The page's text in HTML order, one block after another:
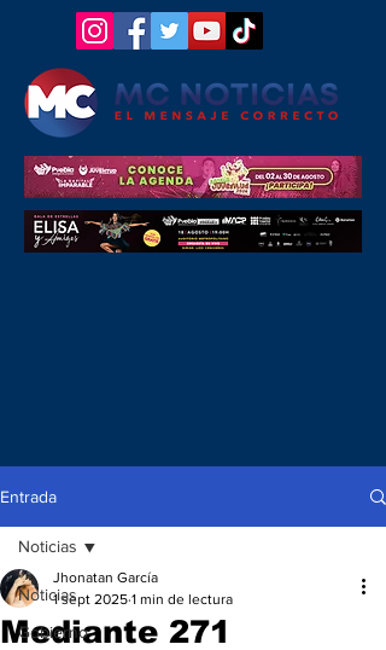
Entrada
Noticias
Gobierno
Noticias
Mediante 271
Jhonatan García
1 sept 2025 1 min de lectura